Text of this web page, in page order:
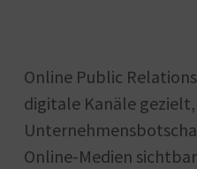
Online Public
digitale Kanäle
Online-Medien